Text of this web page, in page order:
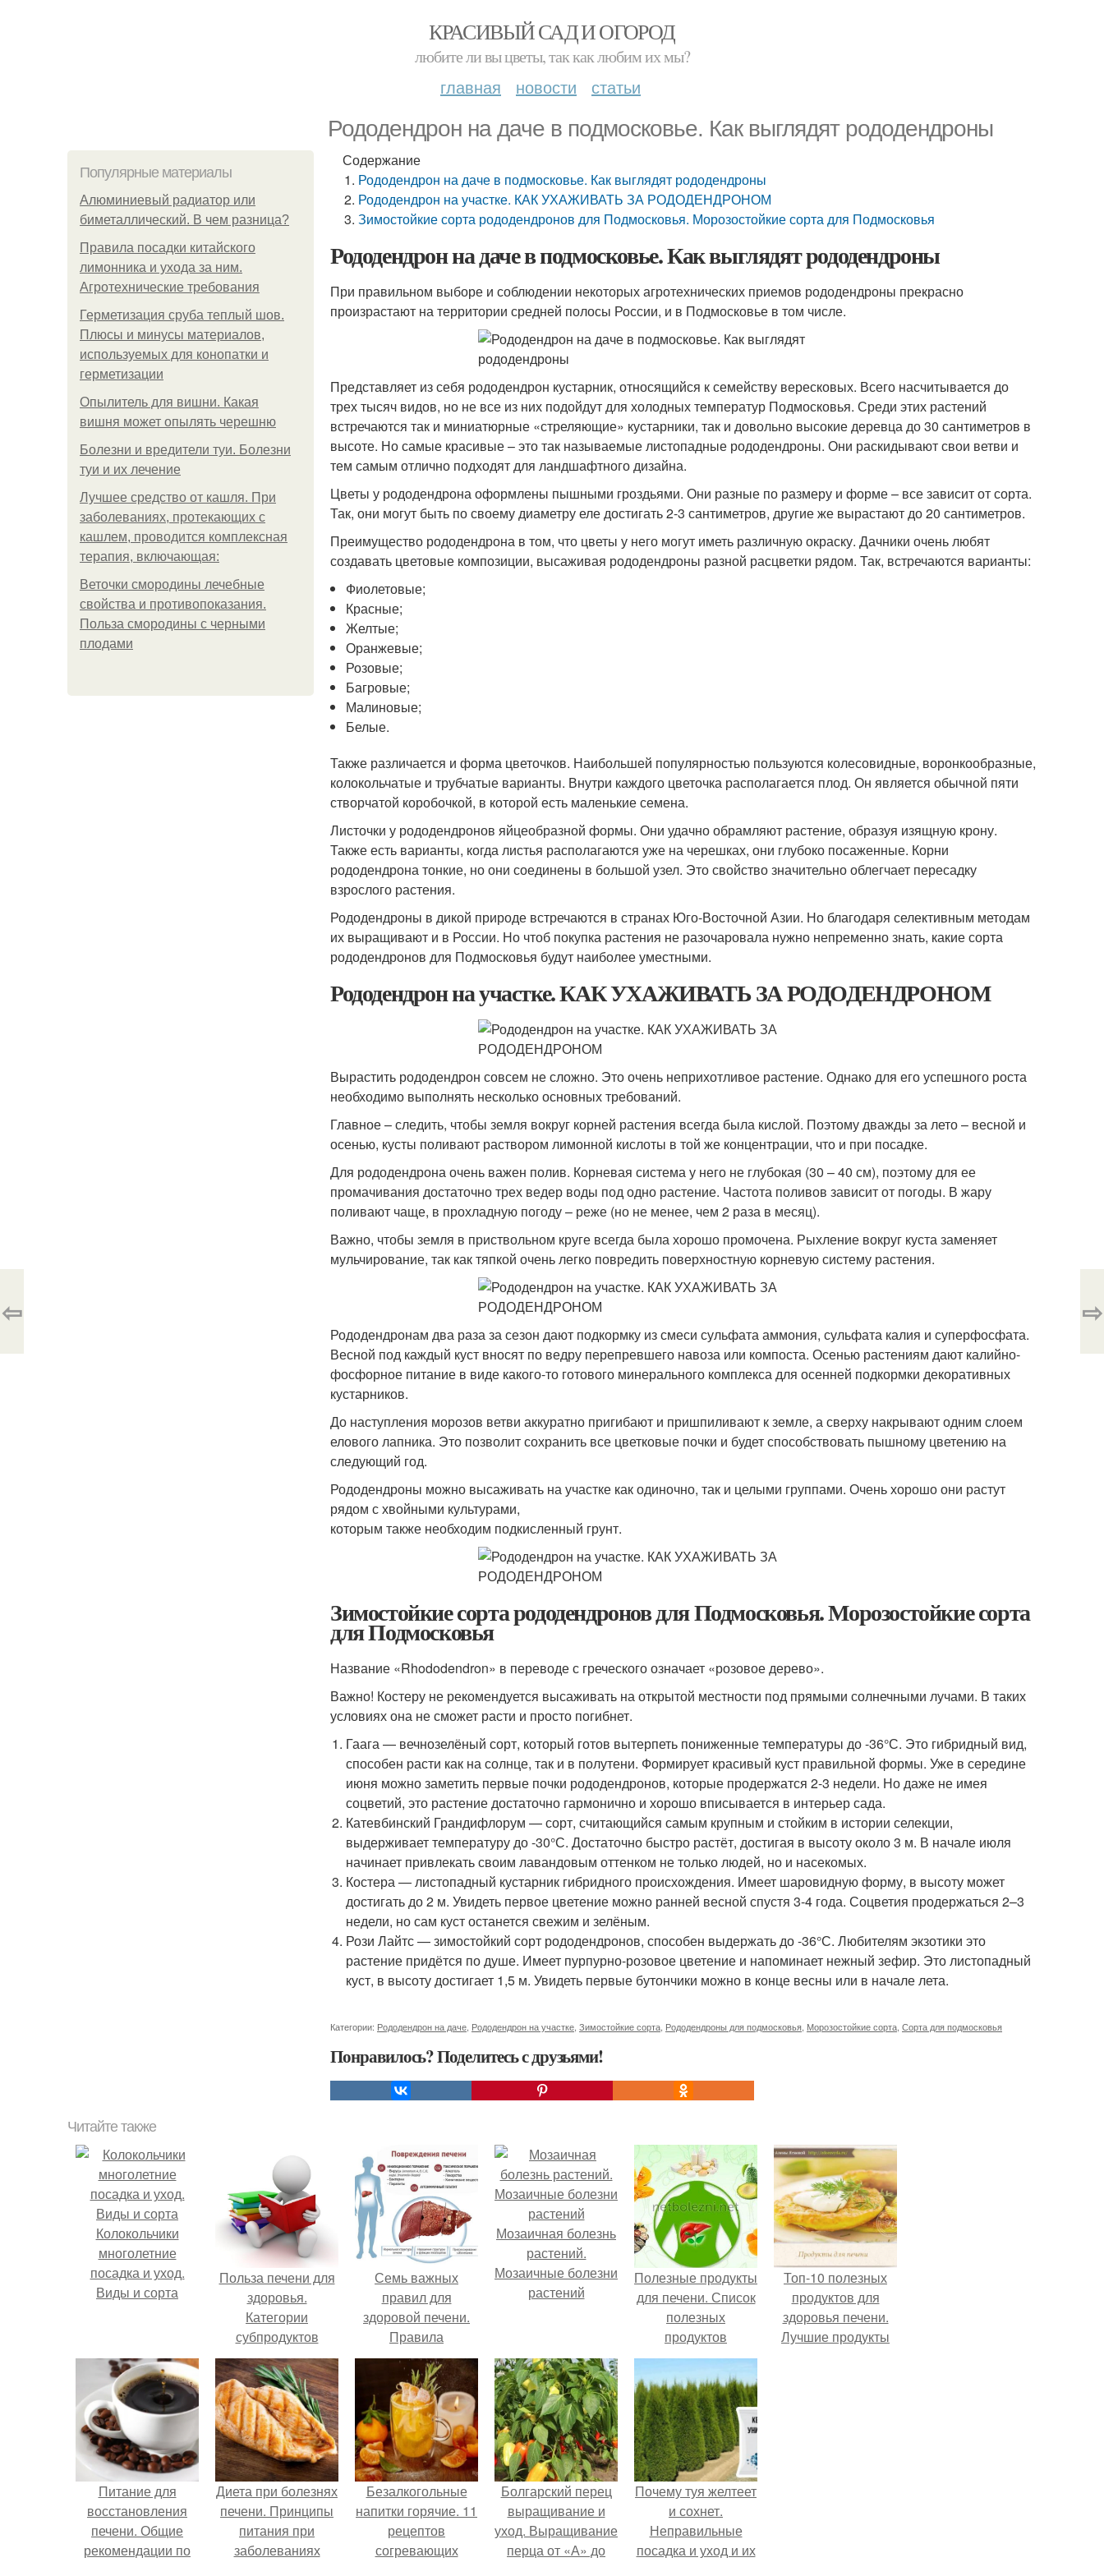
КРАСИВЫЙ САД И ОГОРОД
любите ли вы цветы, так как любим их мы?
главная новости статьи
Рододендрон на даче в подмосковье. Как выглядят рододендроны
Популярные материалы
Алюминиевый радиатор или
биметаллический. В чем разница?
Правила посадки китайского
лимонника и ухода за ним.
Агротехнические требования
Герметизация сруба теплый шов.
Плюсы и минусы материалов,
используемых для конопатки и
герметизации
Опылитель для вишни. Какая
вишня может опылять черешню
Болезни и вредители туи. Болезни
туи и их лечение
Лучшее средство от кашля. При
заболеваниях, протекающих с
кашлем, проводится комплексная
терапия, включающая:
Веточки смородины лечебные
свойства и противопоказания.
Польза смородины с черными
плодами
Содержание
Рододендрон на даче в подмосковье. Как выглядят рододендроны
Рододендрон на участке. КАК УХАЖИВАТЬ ЗА РОДОДЕНДРОНОМ
Зимостойкие сорта рододендронов для Подмосковья. Морозостойкие сорта для Подмосковья
Рододендрон на даче в подмосковье. Как выглядят рододендроны
При правильном выборе и соблюдении некоторых агротехнических приемов рододендроны прекрасно
произрастают на территории средней полосы России, и в Подмосковье в том числе.
Представляет из себя рододендрон кустарник, относящийся к семейству вересковых. Всего насчитывается до
трех тысяч видов, но не все из них подойдут для холодных температур Подмосковья. Среди этих растений
встречаются так и миниатюрные «стреляющие» кустарники, так и довольно высокие деревца до 30 сантиметров в
высоте. Но самые красивые – это так называемые листопадные рододендроны. Они раскидывают свои ветви и
тем самым отлично подходят для ландшафтного дизайна.
Цветы у рододендрона оформлены пышными гроздьями. Они разные по размеру и форме – все зависит от сорта.
Так, они могут быть по своему диаметру еле достигать 2-3 сантиметров, другие же вырастают до 20 сантиметров.
Преимущество рододендрона в том, что цветы у него могут иметь различную окраску. Дачники очень любят
создавать цветовые композиции, высаживая рододендроны разной расцветки рядом. Так, встречаются варианты:
Фиолетовые;
Красные;
Желтые;
Оранжевые;
Розовые;
Багровые;
Малиновые;
Белые.
Также различается и форма цветочков. Наибольшей популярностью пользуются колесовидные, воронкообразные,
колокольчатые и трубчатые варианты. Внутри каждого цветочка располагается плод. Он является обычной пяти
створчатой коробочкой, в которой есть маленькие семена.
Листочки у рододендронов яйцеобразной формы. Они удачно обрамляют растение, образуя изящную крону.
Также есть варианты, когда листья располагаются уже на черешках, они глубоко посаженные. Корни
рододендрона тонкие, но они соединены в большой узел. Это свойство значительно облегчает пересадку
взрослого растения.
Рододендроны в дикой природе встречаются в странах Юго-Восточной Азии. Но благодаря селективным методам
их выращивают и в России. Но чтоб покупка растения не разочаровала нужно непременно знать, какие сорта
рододендронов для Подмосковья будут наиболее уместными.
Рододендрон на участке. КАК УХАЖИВАТЬ ЗА РОДОДЕНДРОНОМ
Вырастить рододендрон совсем не сложно. Это очень неприхотливое растение. Однако для его успешного роста
необходимо выполнять несколько основных требований.
Главное – следить, чтобы земля вокруг корней растения всегда была кислой. Поэтому дважды за лето – весной и
осенью, кусты поливают раствором лимонной кислоты в той же концентрации, что и при посадке.
Для рододендрона очень важен полив. Корневая система у него не глубокая (30 – 40 см), поэтому для ее
промачивания достаточно трех ведер воды под одно растение. Частота поливов зависит от погоды. В жару
поливают чаще, в прохладную погоду – реже (но не менее, чем 2 раза в месяц).
Важно, чтобы земля в приствольном круге всегда была хорошо промочена. Рыхление вокруг куста заменяет
мульчирование, так как тяпкой очень легко повредить поверхностную корневую систему растения.
Рододендронам два раза за сезон дают подкормку из смеси сульфата аммония, сульфата калия и суперфосфата.
Весной под каждый куст вносят по ведру перепревшего навоза или компоста. Осенью растениям дают калийно-
фосфорное питание в виде какого-то готового минерального комплекса для осенней подкормки декоративных
кустарников.
До наступления морозов ветви аккуратно пригибают и пришпиливают к земле, а сверху накрывают одним слоем
елового лапника. Это позволит сохранить все цветковые почки и будет способствовать пышному цветению на
следующий год.
Рододендроны можно высаживать на участке как одиночно, так и целыми группами. Очень хорошо они растут
рядом с хвойными культурами,
которым также необходим подкисленный грунт.
Зимостойкие сорта рододендронов для Подмосковья. Морозостойкие сорта
для Подмосковья
Название «Rhododendron» в переводе с греческого означает «розовое дерево».
Важно! Костеру не рекомендуется высаживать на открытой местности под прямыми солнечными лучами. В таких
условиях она не сможет расти и просто погибнет.
Гаага — вечнозелёный сорт, который готов вытерпеть пониженные температуры до -36°С. Это гибридный вид,
способен расти как на солнце, так и в полутени. Формирует красивый куст правильной формы. Уже в середине
июня можно заметить первые почки рододендронов, которые продержатся 2-3 недели. Но даже не имея
соцветий, это растение достаточно гармонично и хорошо вписывается в интерьер сада.
Катевбинский Грандифлорум — сорт, считающийся самым крупным и стойким в истории селекции,
выдерживает температуру до -30°С. Достаточно быстро растёт, достигая в высоту около 3 м. В начале июля
начинает привлекать своим лавандовым оттенком не только людей, но и насекомых.
Костера — листопадный кустарник гибридного происхождения. Имеет шаровидную форму, в высоту может
достигать до 2 м. Увидеть первое цветение можно ранней весной спустя 3-4 года. Соцветия продержаться 2–3
недели, но сам куст останется свежим и зелёным.
Рози Лайтс — зимостойкий сорт рододендронов, способен выдержать до -36°С. Любителям экзотики это
растение придётся по душе. Имеет пурпурно-розовое цветение и напоминает нежный зефир. Это листопадный
куст, в высоту достигает 1,5 м. Увидеть первые бутончики можно в конце весны или в начале лета.
Категории: Рододендрон на даче Рододендрон на участке Зимостойкие сорта Рододендроны для подмосковья Морозостойкие сорта Сорта для подмосковья
Понравилось? Поделитесь с друзьями!
⇦ ⇨
Читайте также
Колокольчики
многолетние
посадка и уход.
Виды и сорта
Польза печени для
здоровья.
Категории
субпродуктов
Семь важных
правил для
здоровой печени.
Правила
сохранения
здоровья печени
Мозаичная болезнь
растений.
Мозаичные болезни
растений
Полезные продукты
для печени. Список
полезных
продуктов
Топ-10 полезных
продуктов для
здоровья печени.
Лучшие продукты
Питание для
восстановления
печени. Общие
рекомендации по
Диета при болезнях
печени. Принципы
питания при
заболеваниях
Безалкогольные
напитки горячие. 11
рецептов
согревающих
Болгарский перец
выращивание и
уход. Выращивание
перца от «А» до
Почему туя желтеет
и сохнет.
Неправильные
посадка и уход и их